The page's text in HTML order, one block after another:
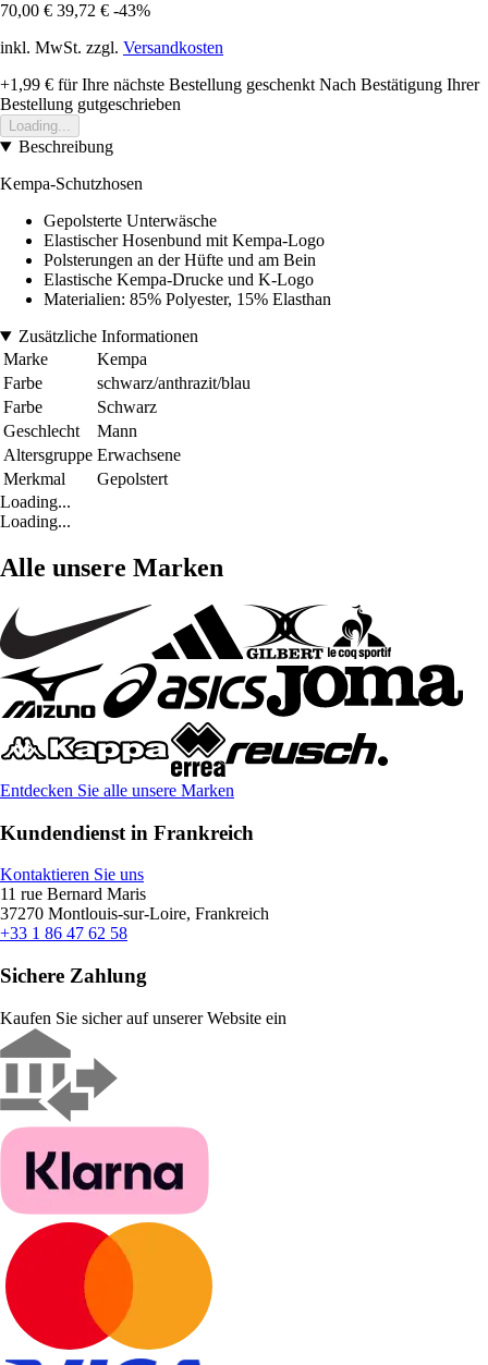
70,00 € 39,72 € -43%
inkl. MwSt. zzgl. Versandkosten
+1,99 € für Ihre nächste Bestellung geschenkt Nach Bestätigung Ihrer
Bestellung gutgeschrieben
Loading...
Beschreibung
Kempa-Schutzhosen
Gepolsterte Unterwäsche
Elastischer Hosenbund mit Kempa-Logo
Polsterungen an der Hüfte und am Bein
Elastische Kempa-Drucke und K-Logo
Materialien: 85% Polyester, 15% Elasthan
Zusätzliche Informationen
Marke
Kempa
Farbe
schwarz/anthrazit/blau
Farbe
Schwarz
Geschlecht
Mann
Altersgruppe Erwachsene
Merkmal
Gepolstert
Loading...
Loading...
Alle unsere Marken
Entdecken Sie alle unsere Marken
Kundendienst in Frankreich
Kontaktieren Sie uns
11 rue Bernard Maris
37270 Montlouis-sur-Loire, Frankreich
+33 1 86 47 62 58
Sichere Zahlung
Kaufen Sie sicher auf unserer Website ein